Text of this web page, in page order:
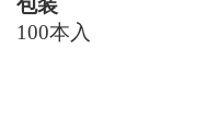
包装
100本入